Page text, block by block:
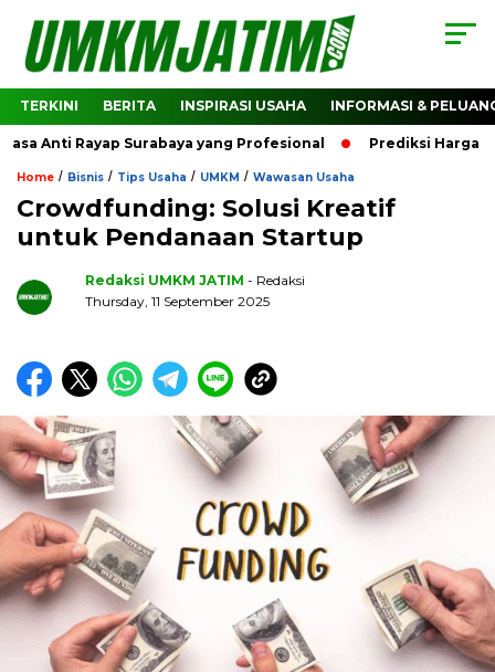
TERKINI BERITA INSPIRASI USAHA INFORMASI &
Anti Rayap Surabaya yang Profesional Prediksi Harga
Home / Bisnis / Tips Usaha / UMKM / Wawasan Usaha
Crowdfunding: Solusi Kreatif
untuk Pendanaan Startup
Redaksi UMKM JATIM - Redaksi
Thursday, 11 September 2025